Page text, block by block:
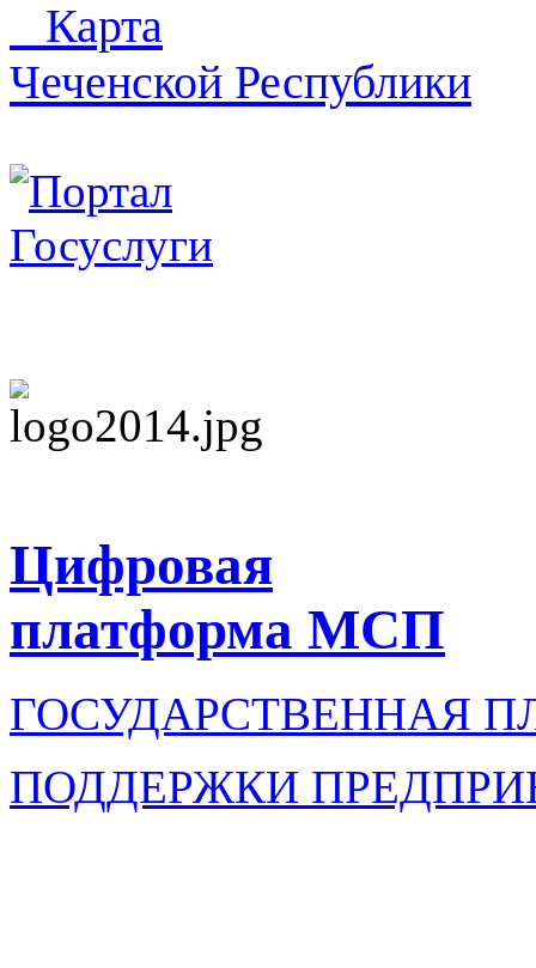
Карта
Чеченской Республики
Цифровая
платформа МСП
ГОСУДАРСТВЕННАЯ
ПОДДЕРЖКИ